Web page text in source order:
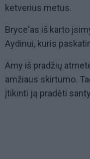
ketverius metus.
Bryce'as iš karto
Aydinui, kuris
Amy iš pradžių
amžiaus skirtumo.
įtikinti ją pradėti